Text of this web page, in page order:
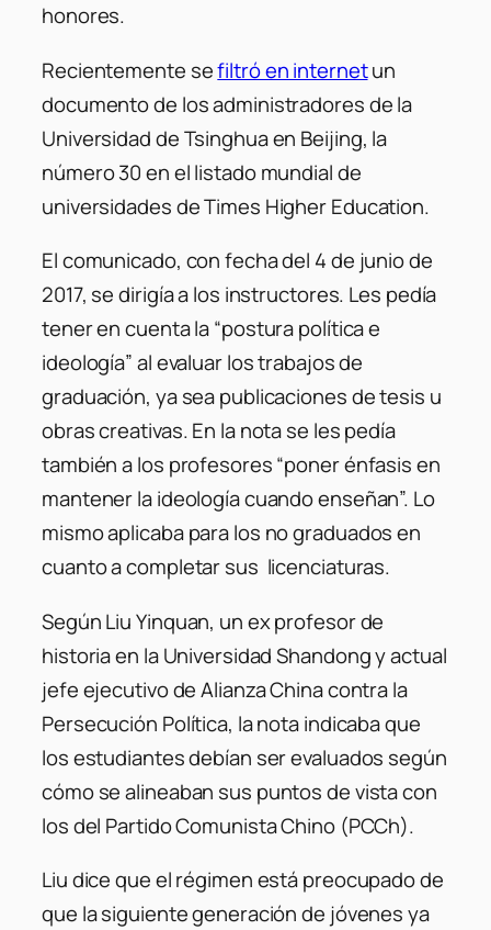
honores.
Recientemente sefiltró en internetun
documento de los administradores de la
Universidad de Tsinghua en Beijing, la
número 30 en el listado mundial de
universidades de Times Higher Education.
El comunicado, con fecha del 4 de junio de
2017, se dirigía a los instructores. Les pedía
tener en cuenta la “postura política e
ideología” al evaluar los trabajos de
graduación, ya sea publicaciones de tesis u
obras creativas. En la nota se les pedía
también a los profesores “poner énfasis en
mantener la ideología cuando enseñan”. Lo
mismo aplicaba para los no graduados en
cuanto a completar sus licenciaturas.
Según Liu Yinquan, un ex profesor de
historia en la Universidad Shandong y actual
jefe ejecutivo de Alianza China contra la
Persecución Política, la nota indicaba que
los estudiantes debían ser evaluados según
cómo se alineaban sus puntos de vista con
los del Partido Comunista Chino (PCCh).
Liu dice que el régimen está preocupado de
que la siguiente generación de jóvenes ya